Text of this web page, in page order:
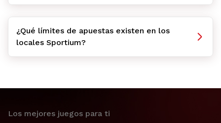
¿Qué límites de apuestas existen en los
locales Sportium?
Los mejores juegos para ti